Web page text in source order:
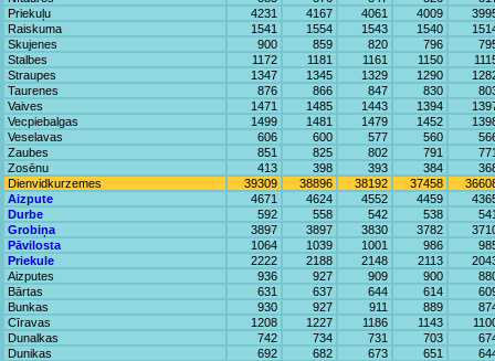
Priekuļu
4231 4167 4061 4009
Raiskuma
1541 1554 1543 1540
Skujenes
900 859 820 796
Stalbes
1172 1181 1161 1150
Straupes
1347 1345 1329 1290
Taurenes
876 866 847 830
Vaives
1471 1485 1443 1394
Vecpiebalgas
1499 1481 1479 1452
Veselavas
606 600 577 560
Zaubes
851 825 802 791
Zosēnu
413 398 393 384
Dienvidkurzemes
39309 38896 38192 37458
Aizpute
4671 4624 4552 4459
Durbe
592 558 542 538
Grobiņa
3897 3897 3830 3782
Pāvilosta
1064 1039 1001 986
Priekule
2222 2188 2148 2113
Aizputes
936 927 909 900
Bārtas
631 637 644 614
Bunkas
930 927 911 889
Cīravas
1208 1227 1186 1143
Dunalkas
742 734 731 703
Dunikas
692 682 673 651